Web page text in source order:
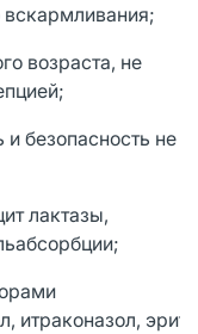
вскармливания;
возраста, не
и безопасность не
лактазы,
итраконазол,